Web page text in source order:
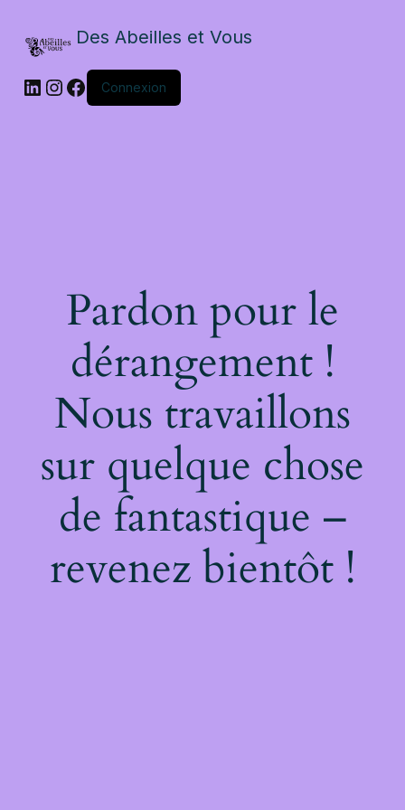
Des Abeilles et Vous
Connexion
Pardon pour le
dérangement !
Nous travaillons
sur quelque chose
de fantastique –
revenez bientôt !